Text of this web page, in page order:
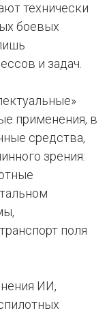
технически
боевых
и задач.
применения, в
средства,
зрения:
поля
ИИ,